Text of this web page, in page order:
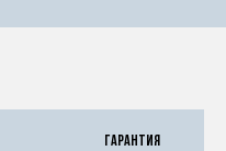
Гарантия